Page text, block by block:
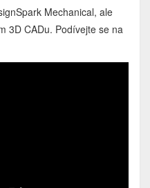
Mechanical, ale
3D CADu. Podívejte se na